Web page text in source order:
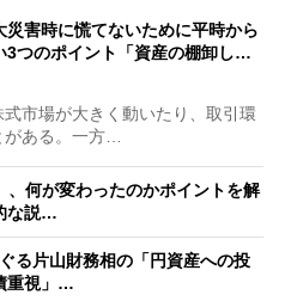
災害時に慌てないために平時から
3つのポイント「資産の棚卸し…
市場が大きく動いたり、取引環
がある。一方…
、何が変わったのかポイントを解
な説…
る片山財務相の「円資産への投
重視」…